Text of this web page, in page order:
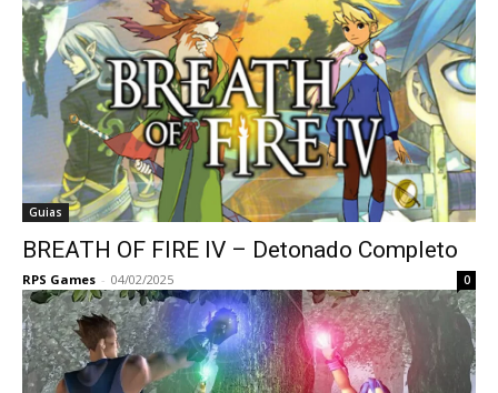
Guias
BREATH OF FIRE IV – Detonado Completo
RPS Games - 04/02/2025 0